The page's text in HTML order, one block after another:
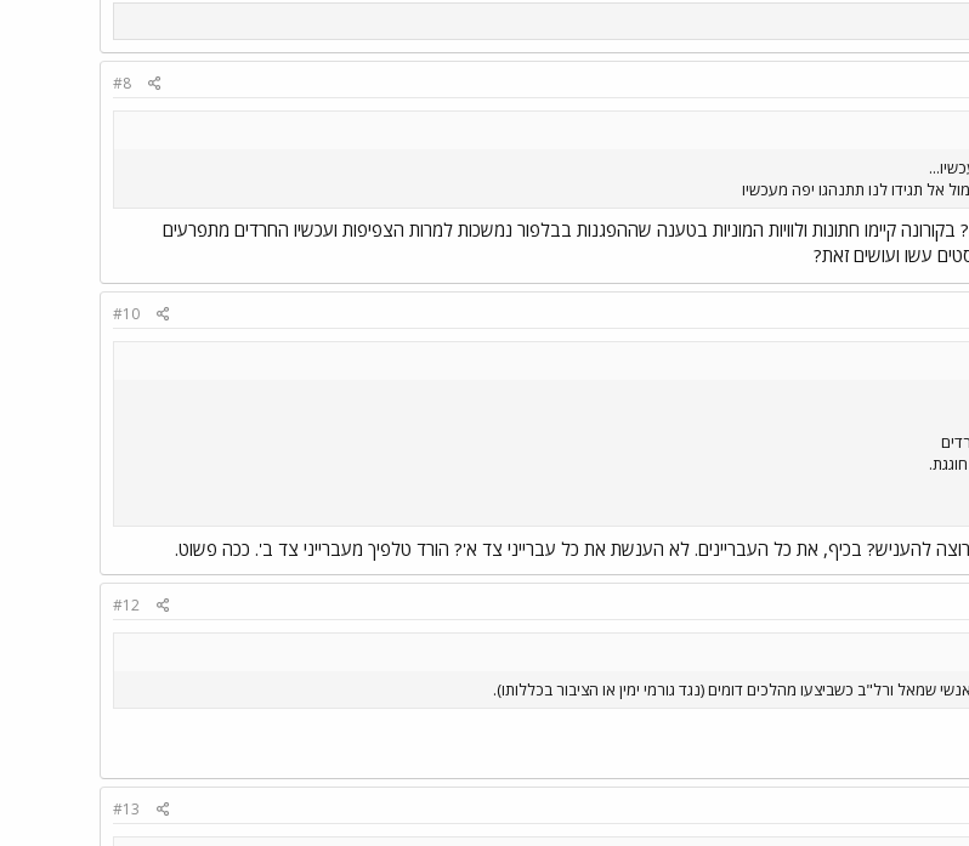
#8
אל תגידו לנו תתנהגו יפה מעכשיו
קיימו חתונות ולוויות המוניות בטענה שההפגנות בבלפור נמשכות למרות הצפיפות ועכשיו החרדים מתפרעים
עשו ועושים זאת?
#10
להעניש? בכיף, את כל העבריינים. לא הענשת את כל עברייני צד א'? הורד טלפיך מעברייני צד ב'. ככה פשוט.
#12
שמאל ורל"ב כשביצעו מהלכים דומים (נגד גורמי ימין או הציבור בכללותו).
#13